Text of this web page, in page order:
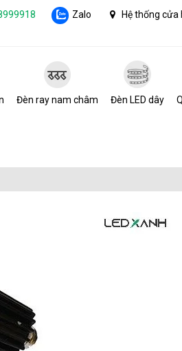
Zalo Hệ thống cửa
Đèn ray nam châm Đèn LED dây